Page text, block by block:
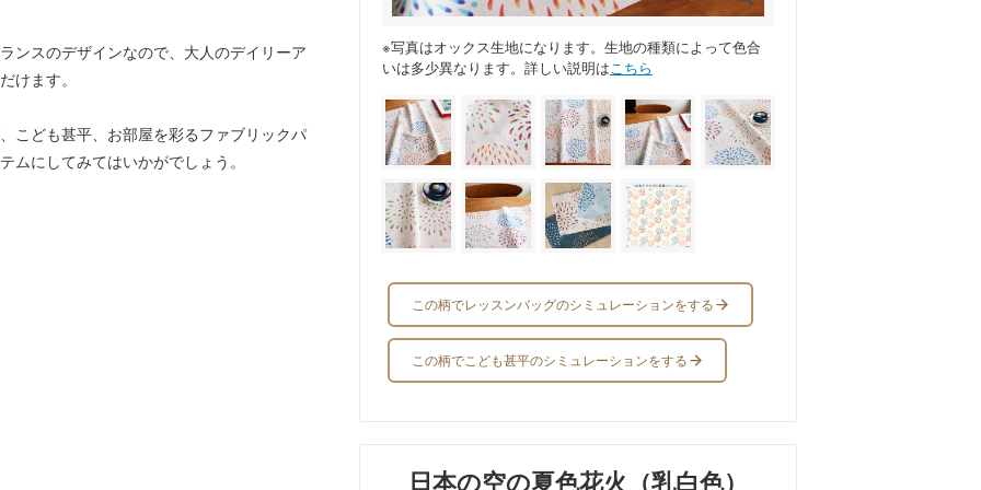
※写真はオックス生地になります。生地の種類によって色合
いは多少異なります。詳しい説明はこちら
この柄でレッスンバッグのシミュレーションをする
この柄でこども甚平のシミュレーションをする
日本の空の夏色花火（乳白色）
ンスのデザインなので、大人のデイリーア
けます。
こども甚平、お部屋を彩るファブリックパ
ムにしてみてはいかがでしょう。